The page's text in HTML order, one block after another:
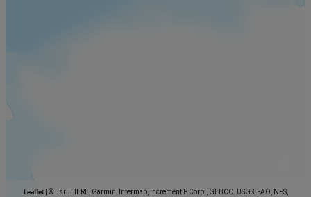
Leaflet
© Esri, HERE, Garmin, Intermap, increment P Corp., GEBCO, USGS, FAO, NPS,